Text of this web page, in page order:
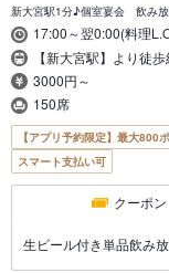
新大宮駅1分♪個室宴会 飲み
17:00～翌0:00(料理
【新大宮駅】より徒
3000円～
150席
【アプリ予約限定】最大800
スマート支払い可
クーポン
生ビール付き単品飲み